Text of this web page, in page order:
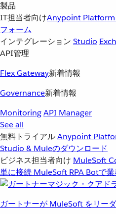
製品
IT担当者向けAnypoint Platform
フォーム
インテグレーション Studio
API管理
Flex Gateway新着情報
Governance新着情報
MonitoringAPI Manager
See all
無料トライアルAnypoint
Studio & Muleのダウンロード
ビジネス担当者向け MuleSoft
単に接続 MuleSoft RPA Botで
ガートナーが MuleSoft をリー